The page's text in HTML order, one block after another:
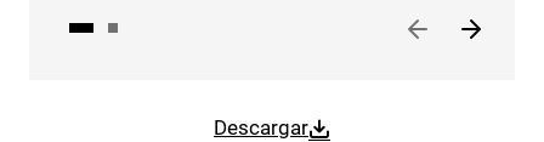
Descargar